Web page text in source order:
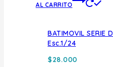
AL CARRITO
BATIMOVIL SERIE
Esc.1/24
$28.000